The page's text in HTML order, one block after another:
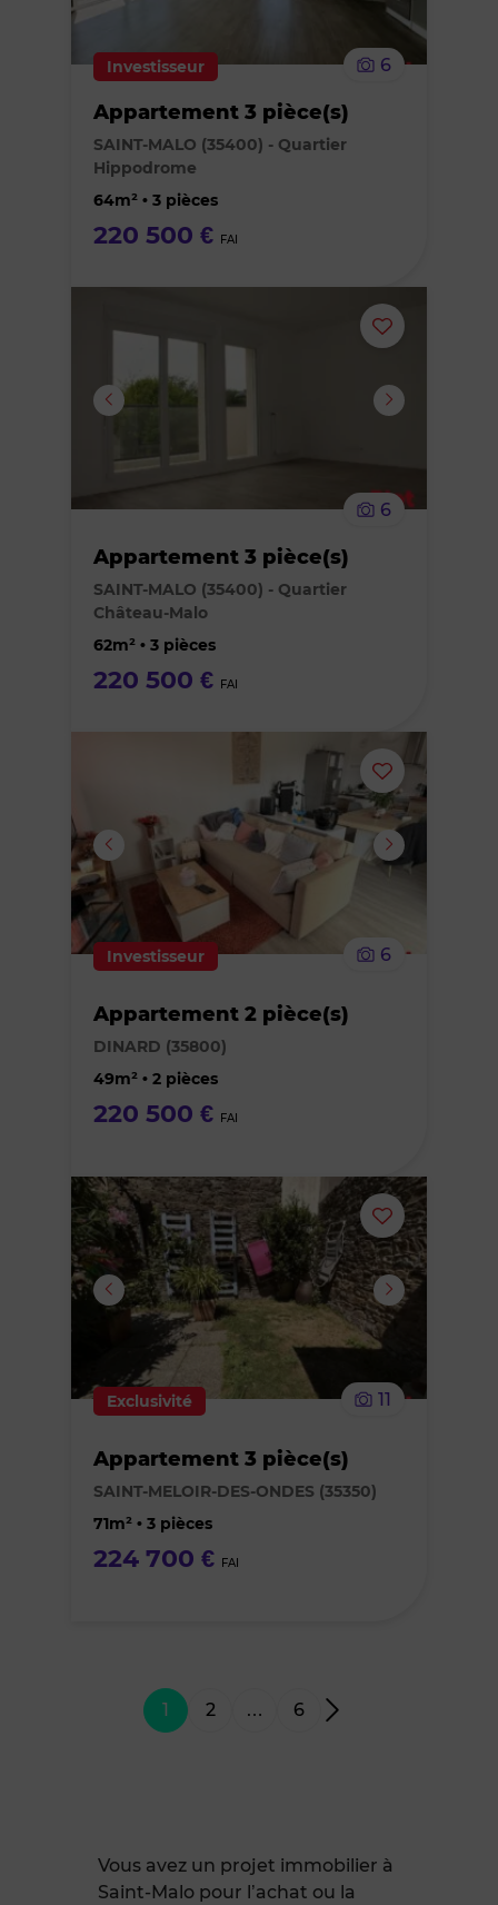
Investisseur 6
Appartement 3 pièce(s)
SAINT-MALO (35400) - Quartier
Hippodrome
64m² • 3 pièces
220 500 € FAI
Ajouter
ou
6
Appartement 3 pièce(s)
SAINT-MALO (35400) - Quartier
Château-Malo
62m² • 3 pièces
220 500 € FAI
Ajouter
ou
supprimer
Investisseur 6
Appartement 2 pièce(s)
DINARD (35800)
49m² • 2 pièces
220 500 € FAI
Ajouter
ou
supprimer
Exclusivité 11
Appartement 3 pièce(s)
SAINT-MELOIR-DES-ONDES (35350)
71m² • 3 pièces
224 700 € FAI
1 2 … 6
Vous avez un projet immobilier à
Saint-Malo pour l’achat ou la